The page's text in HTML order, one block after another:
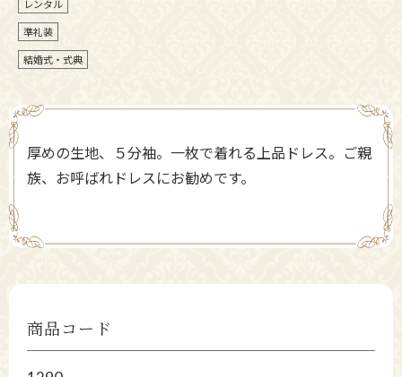
レンタル
準礼装
結婚式・式典
厚めの生地、５分袖。一枚で着れる上品ドレス。ご親
族、お呼ばれドレスにお勧めです。
商品コード